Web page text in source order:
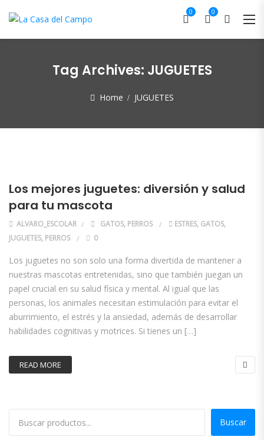
0 0
Tag Archives: JUGUETES
Home JUGUETES
Los mejores juguetes: diversión y salud
para tu mascota
ALVARO_ESCOLAR GATOS, PERROS ESTRES, GATOS,
JUGUETES, PERROS 0
Los juguetes no son solo una forma divertida de mantener a
nuestras mascotas entretenidas, sino que también juegan un
papel crucial en su salud física y mental. Al igual que las
personas, los animales necesitan estimulación para evitar el
aburrimiento, el estrés y la ansiedad, además de desarrollar
habilidades cognitivas y motrices. Si tienes un […]
READ MORE
Buscar